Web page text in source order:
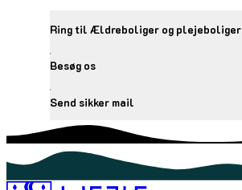
Ring til Ældreboliger og plejeboliger
Besøg os
Send sikker mail